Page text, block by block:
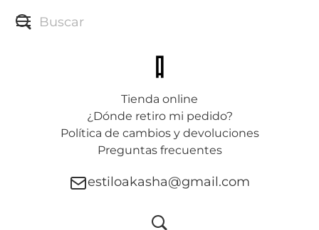
Tienda online
¿Dónde retiro mi pedido?
Política de cambios y devoluciones
Preguntas frecuentes
estiloakasha@gmail.com